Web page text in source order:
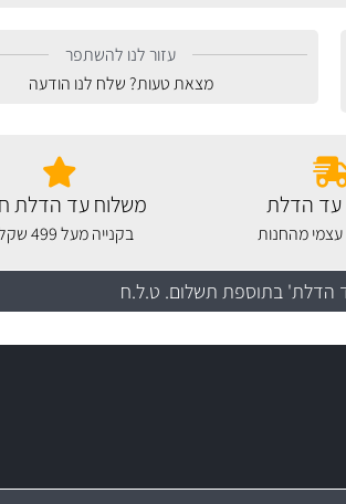
עזור לנו להשתפר
מצאת טעות? שלח לנו הודעה
עד הדלת
עצמי מהחנות
משלוח עד הדלת
בקנייה מעל 499 שקלים
הדלת' בתוספת תשלום. ט.ל.ח
יותר מ- 400 מוצרי טיפוח לרכבמקצועיות